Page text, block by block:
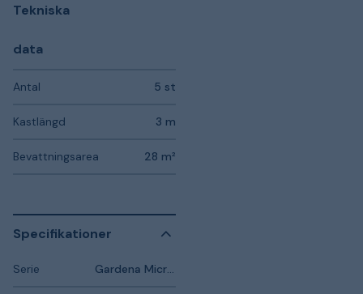
Tekniska
data
Antal 5 st
Kastlängd 3 m
Bevattningsarea 28 m²
Specifikationer
Serie Gardena Micro-Drip-System